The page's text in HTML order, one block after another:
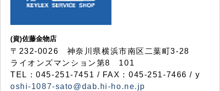
(資)佐藤金物店
〒232-0026 神奈川県横浜市南区二葉町3-28
ライオンズマンション第8 101
TEL：045-251-7451 / FAX：045-251-7466 / y
oshi-1087-sato@dab.hi-ho.ne.jp